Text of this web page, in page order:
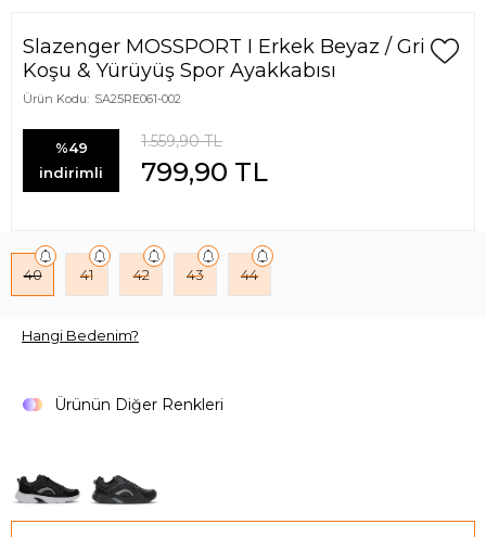
Slazenger MOSSPORT I Erkek Beyaz / Gri
Koşu & Yürüyüş Spor Ayakkabısı
Ürün Kodu: SA25RE061-002
%49
indirimli
1.559,90TL
799,90 TL
40 41 42 43 44
Hangi Bedenim?
Ürünün Diğer Renkleri